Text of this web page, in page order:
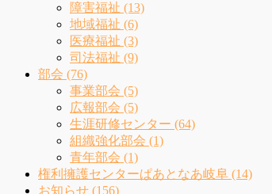
障害福祉 (13)
地域福祉 (6)
医療福祉 (3)
司法福祉 (9)
部会 (76)
事業部会 (5)
広報部会 (5)
生涯研修センター (64)
組織強化部会 (1)
青年部会 (1)
権利擁護センターぱあとなあ岐阜 (14)
お知らせ (156)